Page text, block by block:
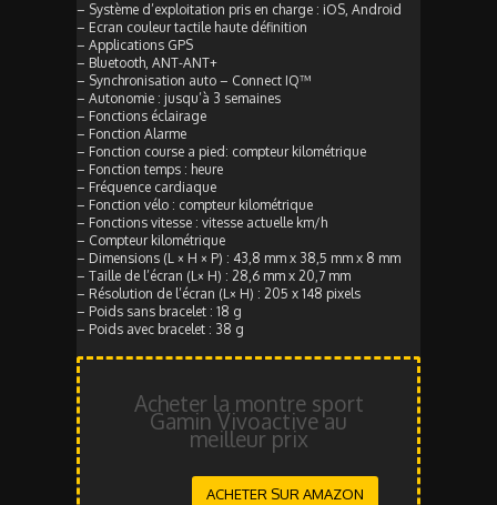
– Système d’exploitation pris en charge : iOS, Android
– Ecran couleur tactile haute définition
– Applications GPS
– Bluetooth, ANT-ANT+
– Synchronisation auto – Connect IQ™
– Autonomie : jusqu’à 3 semaines
– Fonctions éclairage
– Fonction Alarme
– Fonction course a pied: compteur kilométrique
– Fonction temps : heure
– Fréquence cardiaque
– Fonction vélo : compteur kilométrique
– Fonctions vitesse : vitesse actuelle km/h
– Compteur kilométrique
– Dimensions (L × H × P) : 43,8 mm x 38,5 mm x 8 mm
– Taille de l’écran (L× H) : 28,6 mm x 20,7 mm
– Résolution de l’écran (L× H) : 205 x 148 pixels
– Poids sans bracelet : 18 g
– Poids avec bracelet : 38 g
Acheter la montre sport
Gamin Vivoactive au
meilleur prix
ACHETER SUR AMAZON